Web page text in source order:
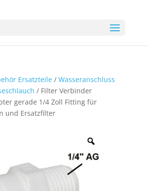
Ersatzteile/ Wasseranschluss
/ Filter Verbinder
gerade 1/4 Zoll Fitting für
und Ersatzfilter